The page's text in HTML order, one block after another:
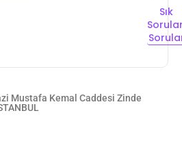
Sık
Mustafa Kemal Caddesi Zinde